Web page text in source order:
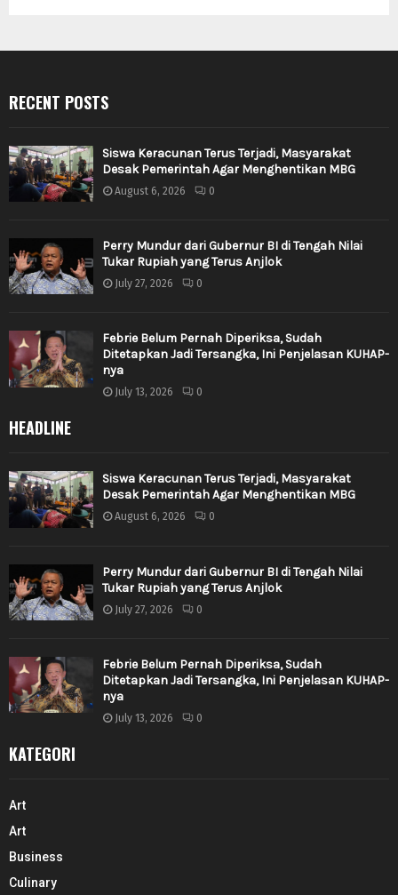
RECENT POSTS
Siswa Keracunan Terus Terjadi, Masyarakat
Desak Pemerintah Agar Menghentikan MBG
August 6, 2026 0
Perry Mundur dari Gubernur BI di Tengah Nilai
Tukar Rupiah yang Terus Anjlok
July 27, 2026 0
Febrie Belum Pernah Diperiksa, Sudah
Ditetapkan Jadi Tersangka, Ini Penjelasan KUHAP-
nya
July 13, 2026 0
HEADLINE
Siswa Keracunan Terus Terjadi, Masyarakat
Desak Pemerintah Agar Menghentikan MBG
August 6, 2026 0
Perry Mundur dari Gubernur BI di Tengah Nilai
Tukar Rupiah yang Terus Anjlok
July 27, 2026 0
Febrie Belum Pernah Diperiksa, Sudah
Ditetapkan Jadi Tersangka, Ini Penjelasan KUHAP-
nya
July 13, 2026 0
KATEGORI
Art
Art
Business
Culinary